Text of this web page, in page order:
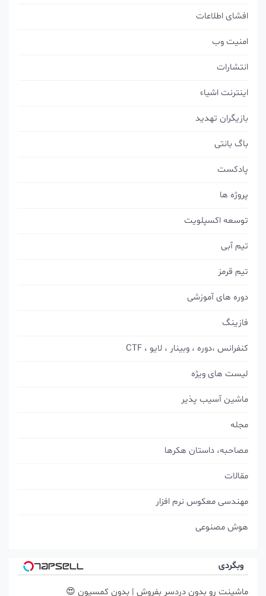
افشای اطلاعات
امنیت وب
انتشارات
اینترنت اشیاء
بازیگران تهدید
باگ بانتی
پادکست
پروژه ها
توسعه اکسپلویت
تیم آبی
تیم قرمز
دوره های آموزشی
فازینگ
کنفرانس ،دوره ، وبینار ، لایو ، CTF
لیست های ویژه
ماشین آسیب پذیر
مصاحبه، داستان هکرها
مقالات
مهندسی معکوس نرم افزار
هوش مصنوعی
وبگردی
ماشینت رو بدون دردسر بفروش | بدون کمسیون 😍